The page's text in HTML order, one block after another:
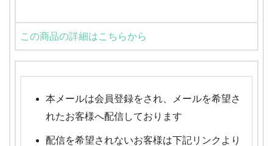
この商品の詳細はこちらから
本メールは会員登録をされ、メールを希望さ
れたお客様へ配信しております
配信を希望されないお客様は下記リンクより